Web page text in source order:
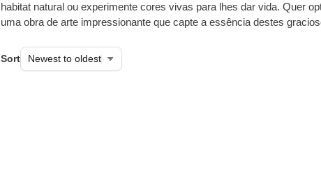
habitat natural ou experimente cores vivas para lhes dar vida. Quer
uma obra de arte impressionante que capte a essência destes
Sort